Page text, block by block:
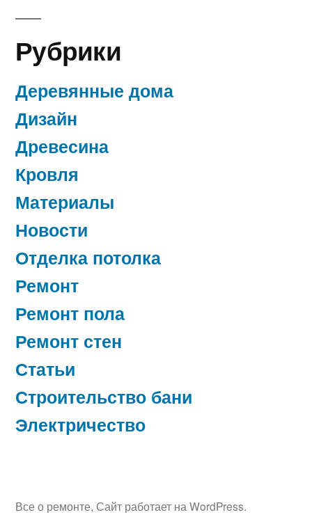
Рубрики
Деревянные дома
Дизайн
Древесина
Кровля
Материалы
Новости
Отделка потолка
Ремонт
Ремонт пола
Ремонт стен
Статьи
Строительство бани
Электричество
Все о ремонте, Сайт работает на WordPress.